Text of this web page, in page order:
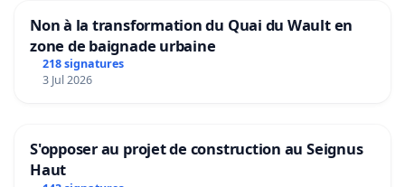
Non à la transformation du Quai du Wault en
zone de baignade urbaine
218 signatures
3 Jul 2026
S'opposer au projet de construction au Seignus
Haut